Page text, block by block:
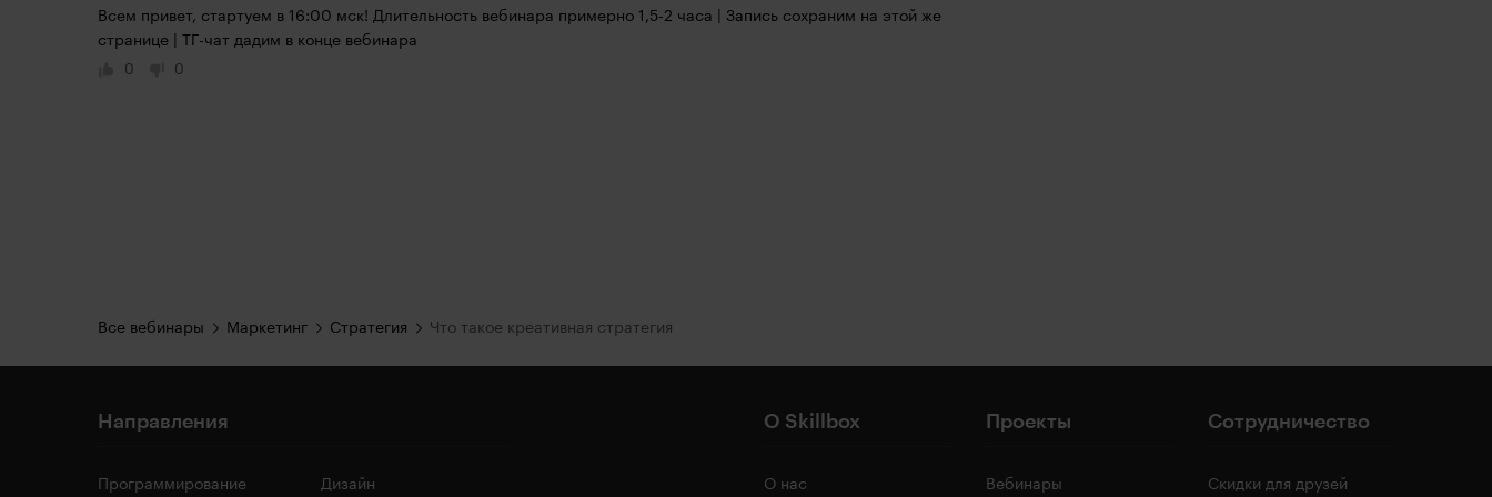
Всем привет, стартуем в 16:00 мск! Длительность вебинара примерно 1,5-2 часа | Запись сохраним на этой же
странице | ТГ-чат дадим в конце вебинара
0
0
Все вебинары Маркетинг Стратегия Что такое креативная стратегия
Направления
Программирование Дизайн
О Skillbox
О нас
Проекты
Вебинары
Сотрудничество
Скидки для друзей